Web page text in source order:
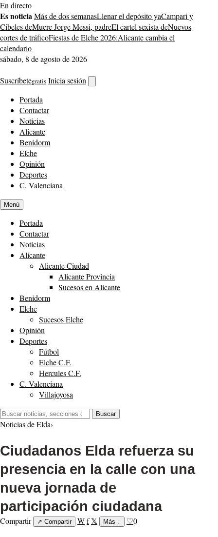
Saltar
al
contenido
En directo
Es noticiaMás de dos semanasLlenar el depósito yaCampari y
Cibeles deMuere Jorge Messi, padreEl cartel sexista deNuevos
cortes de tráficoFiestas de Elche 2026:Alicante cambia el
calendario
sábado, 8 de agosto de 2026
Suscríbetegratis Inicia sesión
buscador
Portada
Contactar
Noticias
Alicante
Benidorm
Elche
Opinión
Deportes
C. Valenciana
Menú
Portada
Contactar
Noticias
Alicante
Alicante Ciudad
Alicante Provincia
Sucesos en Alicante
Benidorm
Elche
Sucesos Elche
Opinión
Deportes
Fútbol
Elche C.F.
Hercules C.F.
C. Valenciana
Villajoyosa
Buscar:
Buscar
Noticias de Elda›
Ciudadanos Elda refuerza su
presencia en la calle con una
nueva jornada de
participación ciudadana
Compartir ↗ Compartir Wf 𝕏 Más ↓ ♡0